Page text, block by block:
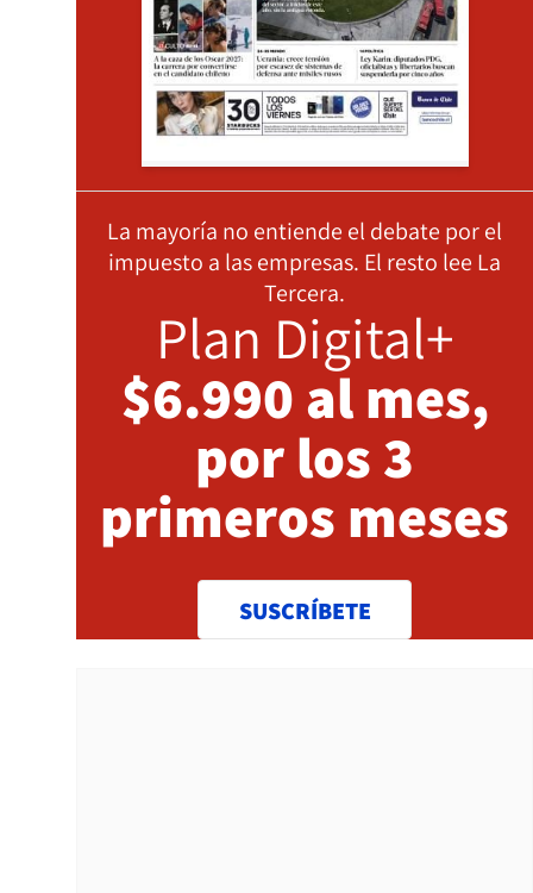
La mayoría no entiende el debate por el
impuesto a las empresas. El resto lee La
Tercera.
Plan Digital+
$6.990 al mes,
por los 3
primeros meses
SUSCRÍBETE